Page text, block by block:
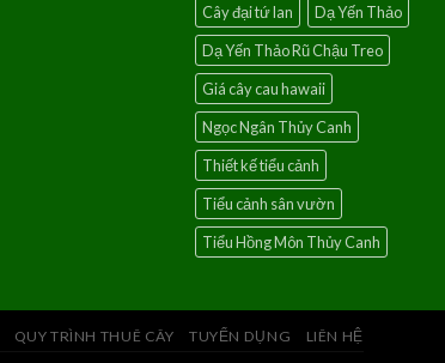
Cây đại tứ lan
Dạ Yến Thảo
Dạ Yến Thảo Rũ Chậu Treo
Giá cây cau hawaii
Ngọc Ngân Thủy Canh
Thiết kế tiểu cảnh
Tiểu cảnh sân vườn
Tiểu Hồng Môn Thủy Canh
QUY TRÌNH THUÊ CÂY TUYỂN DỤNG LIÊN HỆ